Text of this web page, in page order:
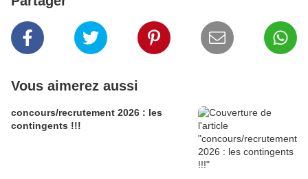
Vous aimerez aussi
concours/recrutement 2026 : les
contingents !!!